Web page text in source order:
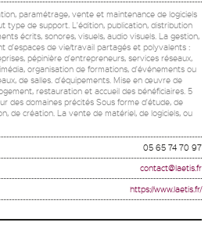
paramétrage, vente et maintenance de logiciels
type de support. L'édition, publication, distribution
écrits, sonores, visuels, audio visuels. La gestion,
d'espaces de vie/travail partagés et polyvalents :
pépinière d'entrepreneurs, services réseaux,
organisation de formations, d'événements ou
de salles. d'équipements. Mise en œuvre de
restauration et accueil des bénéficiaires. 5
des domaines précités Sous forme d'étude, de
de création. La vente de matériel, de logiciels, ou
05 65 74 70 97
contact@laetis.fr
https://www.laetis.fr/